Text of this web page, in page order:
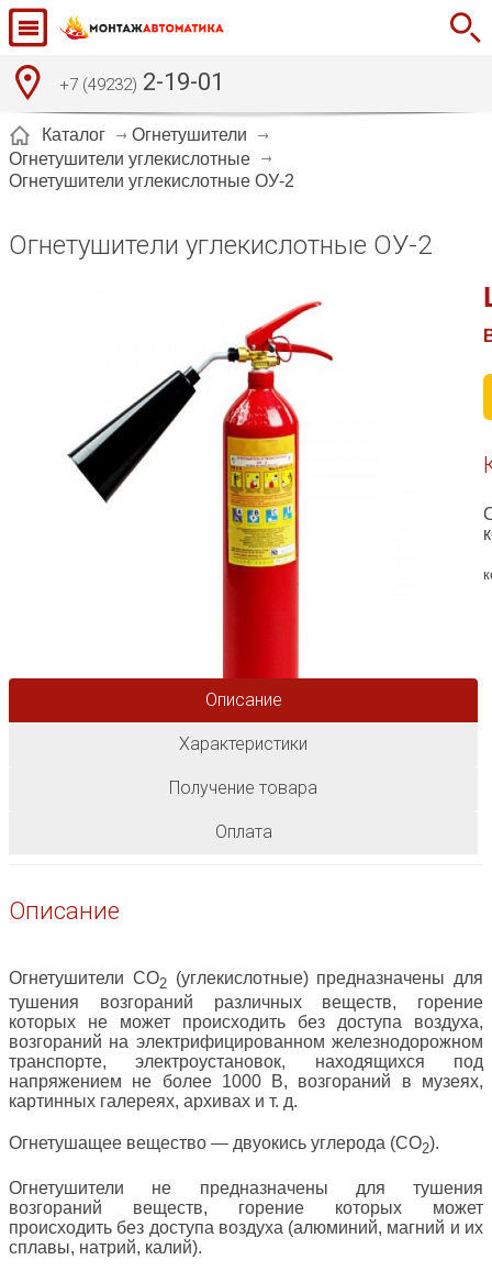
+7 (49232) 2-19-01
Каталог
Огнетушители
Огнетушители углекислотные
Огнетушители углекислотные ОУ-2
Огнетушители углекислотные ОУ-2
Описание
Характеристики
Получение товара
Оплата
Описание
Огнетушители СO2
(углекислотные) предназначены для
тушения возгораний различных веществ, горение
которых не может происходить без доступа воздуха,
возгораний на электрифицированном железнодорожном
транспорте, электро­установок, находящихся под
напряжением не более 1000 В, возгораний в музеях,
картинных галереях, архивах и т. д.
Огнетуша­щее вещество — двуокись углерода (СО2).
Огнетушители не предназначены для тушения
возгораний веществ, горение которых может
происходить без доступа воздуха (алюминий, магний и их
сплавы, натрий, калий).